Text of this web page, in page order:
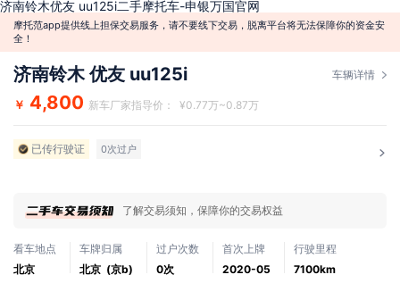
济南铃木优友 uu125i二手摩托车-申银万国官网
摩托范app提供线上担保交易服务，请不要线下交易，脱离平台将无法保障你的资金安
全！
济南铃木 优友 uu125i 车辆详情
￥ 4,800 新车厂家指导价： ¥0.77万~0.87万
已传行驶证 0次过户
了解交易须知，保障你的交易权益
看车地点
北京
车牌归属
北京 (京b)
过户次数
0次
首次上牌
2020-05
行驶里程
7100km